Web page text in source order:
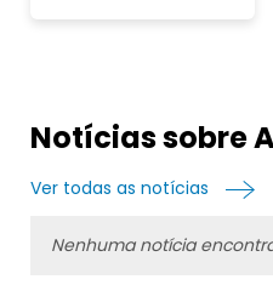
Notícias sobre
Ver todas as notícias
Nenhuma notícia